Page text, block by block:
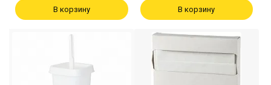
В корзину В корзину